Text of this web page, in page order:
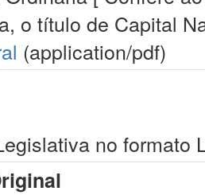
o título de Capital
(application/pdf)
no formato